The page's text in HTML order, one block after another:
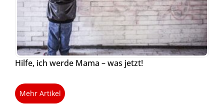
Hilfe, ich werde Mama – was jetzt!
Mehr Artikel